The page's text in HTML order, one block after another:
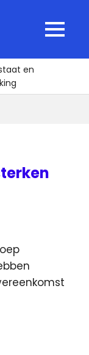
MENU
en